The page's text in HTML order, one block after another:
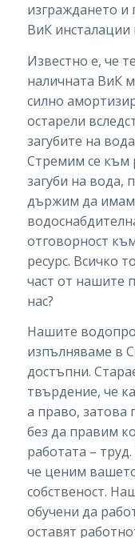
изграждането
ВиК инсталации
Известно е, че
наличната ВиК
силно
остарели
загубите на
Стремим се към
загуби на вода,
държим да
отговорност
ресурс. Всичко
част от нашите
нас?
Нашите
изпълняваме в
достъпни.
твърдение, че
а право, затова
без да правим
работата –
че ценим
собственост.
обучени да
оставят